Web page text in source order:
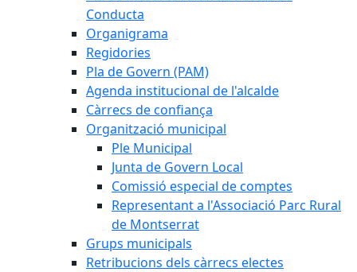
Conducta
Organigrama
Regidories
Pla de Govern (PAM)
Agenda institucional de l'alcalde
Càrrecs de confiança
Organització municipal
Ple Municipal
Junta de Govern Local
Comissió especial de comptes
Representant a l'Associació Parc Rural
de Montserrat
Grups municipals
Retribucions dels càrrecs electes